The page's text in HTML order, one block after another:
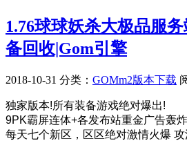
1.76球球妖杀大极品服
备回收|Gom引擎
2018-10-31 分类： GOMm2版本下载
独家版本!所有装备游戏绝对爆出!
9PK霸屏连体+各发布站重金广告轰
每天七个新区，区区绝对激情火爆